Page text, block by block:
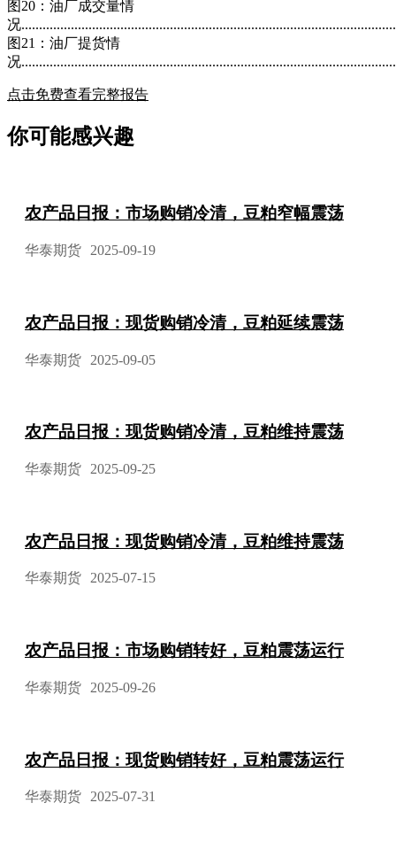
图20：油厂成交量情
况
图21：油厂提货情
况
点击免费查看完整报告
你可能感兴趣
农产品日报：市场购销冷清，豆粕窄幅震荡
华泰期货 2025-09-19
农产品日报：现货购销冷清，豆粕延续震荡
华泰期货 2025-09-05
农产品日报：现货购销冷清，豆粕维持震荡
华泰期货 2025-09-25
农产品日报：现货购销冷清，豆粕维持震荡
华泰期货 2025-07-15
农产品日报：市场购销转好，豆粕震荡运行
华泰期货 2025-09-26
农产品日报：现货购销转好，豆粕震荡运行
华泰期货 2025-07-31